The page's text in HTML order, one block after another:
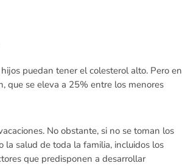
puedan tener el colesterol alto. Pero en
que se eleva a 25% entre los menores
No obstante, si no se toman los
la salud de toda la familia, incluidos los
que predisponen a desarrollar